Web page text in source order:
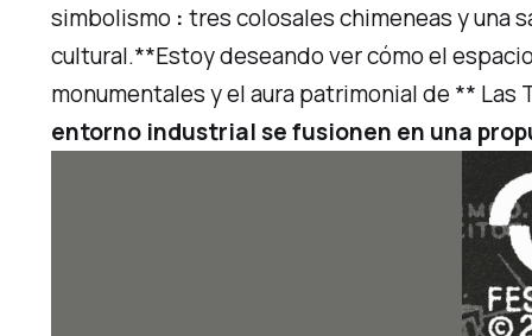
simbolismo : tres colosales chimeneas y una
cultural.**Estoy deseando ver cómo el
monumentales y el aura patrimonial de ** Las
entorno industrial se fusionen en una